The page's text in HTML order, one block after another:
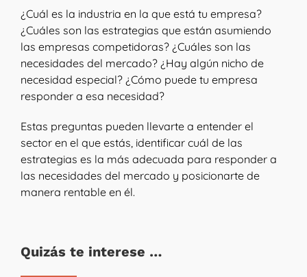
¿Cuál es la industria en la que está tu empresa?
¿Cuáles son las estrategias que están asumiendo
las empresas competidoras? ¿Cuáles son las
necesidades del mercado? ¿Hay algún nicho de
necesidad especial? ¿Cómo puede tu empresa
responder a esa necesidad?
Estas preguntas pueden llevarte a entender el
sector en el que estás, identificar cuál de las
estrategias es la más adecuada para responder a
las necesidades del mercado y posicionarte de
manera rentable en él.
Quizás te interese …